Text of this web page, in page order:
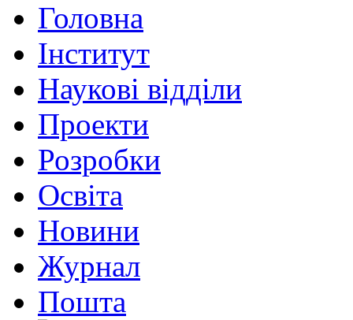
Головна
Інститут
Наукові відділи
Проекти
Розробки
Освіта
Новини
Журнал
Пошта